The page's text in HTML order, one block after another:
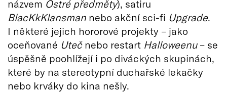
názvem Ostré předměty), satiru
BlacKkKlansman nebo akční sci-fi Upgrade.
I některé jejich hororové projekty – jako
oceňované Utečnebo restart Halloweenu– se
úspěšně poohlížejí i po diváckých skupinách,
které by na stereotypní duchařské lekačky
nebo krváky do kina nešly.